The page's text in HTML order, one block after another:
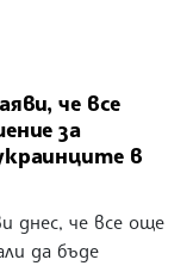
че все
за
в
днес, че все още
да бъде